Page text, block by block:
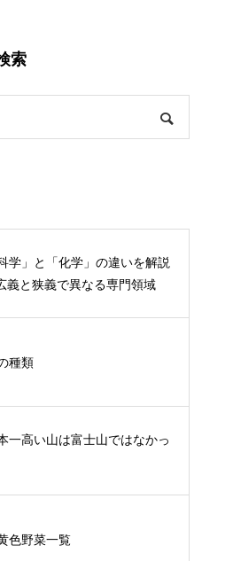
索
科学」と「化学」の違いを解説
義と狭義で異なる専門領域
種類
一高い山は富士山ではなかっ
色野菜一覧